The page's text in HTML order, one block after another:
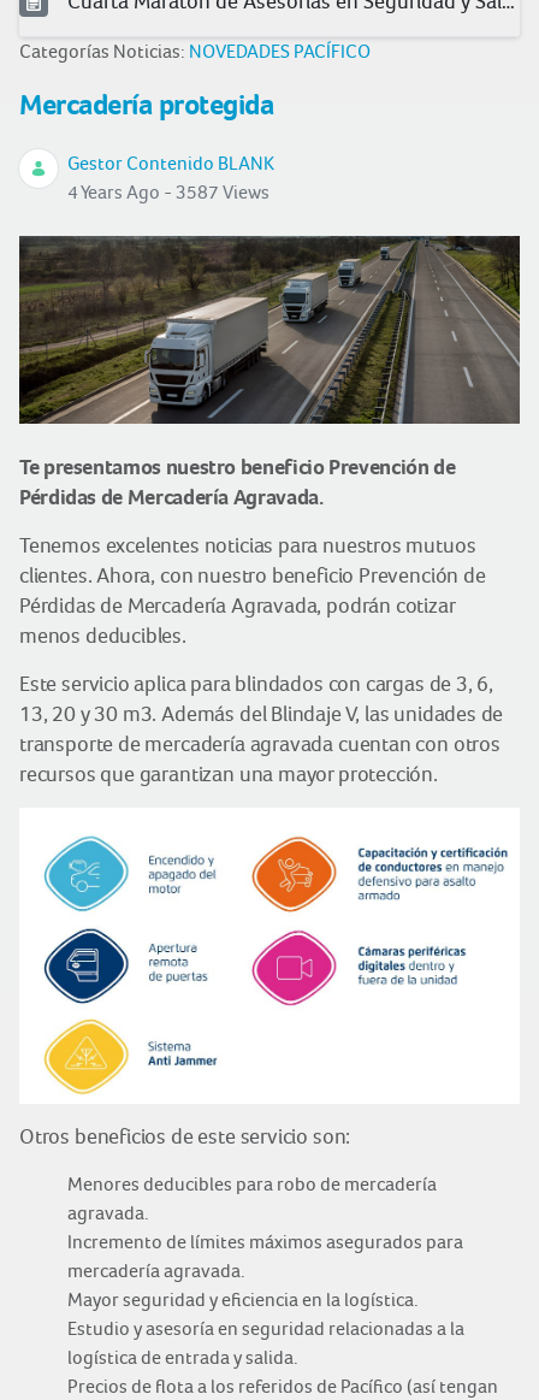
Categorías Noticias: NOVEDADES PACÍFICO
Mercadería protegida
Gestor Contenido BLANK
4 Years Ago - 3587 Views
Te presentamos nuestro beneficio Prevención de
Pérdidas de Mercadería Agravada.
Tenemos excelentes noticias para nuestros mutuos
clientes. Ahora, con nuestro beneficio Prevención de
Pérdidas de Mercadería Agravada, podrán cotizar
menos deducibles.
Este servicio aplica para blindados con cargas de 3, 6,
13, 20 y 30 m3. Además del Blindaje V, las unidades de
transporte de mercadería agravada cuentan con otros
recursos que garantizan una mayor protección.
Otros beneficios de este servicio son:
Menores deducibles para robo de mercadería
agravada.
Incremento de límites máximos asegurados para
mercadería agravada.
Mayor seguridad y eficiencia en la logística.
Estudio y asesoría en seguridad relacionadas a la
logística de entrada y salida.
Precios de flota a los referidos de Pacífico (así tengan